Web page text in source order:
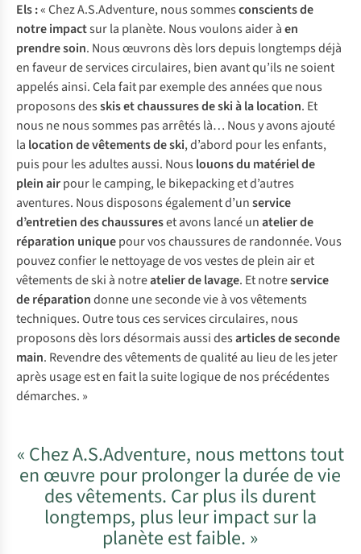
Els :« Chez A.S.Adventure, nous sommesconscients de
notre impactsur la planète. Nous voulons aider àen
prendre soin. Nous œuvrons dès lors depuis longtemps déjà
en faveur de services circulaires, bien avant qu’ils ne soient
appelés ainsi. Cela fait par exemple des années que nous
proposons desskis et chaussures de ski à la location. Et
nous ne nous sommes pas arrêtés là… Nous y avons ajouté
la location de vêtements de ski, d’abord pour les enfants,
puis pour les adultes aussi. Nous louons du matériel de
plein airpour le camping, le bikepacking et d’autres
aventures. Nous disposons également d’unservice
d’entretien des chaussureset avons lancé unatelier de
réparation uniquepour vos chaussures de randonnée. Vous
pouvez confier le nettoyage de vos vestes de plein air et
vêtements de ski à notreatelier de lavage. Et notreservice
de réparationdonne une seconde vie à vos vêtements
techniques. Outre tous ces services circulaires, nous
proposons dès lors désormais aussi desarticles de seconde
main. Revendre des vêtements de qualité au lieu de les jeter
après usage est en fait la suite logique de nos précédentes
démarches. »
« Chez A.S.Adventure, nous mettons tout
en œuvre pour prolonger la durée de vie
des vêtements. Car plus ils durent
longtemps, plus leur impact sur la
planète est faible. »